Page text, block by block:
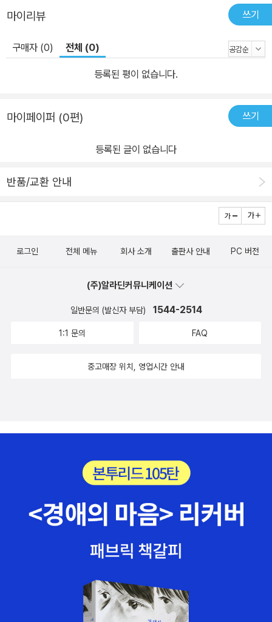
마이리뷰 쓰기
구매자 (0) 전체 (0)
등록된 평이 없습니다.
마이페이퍼 (0편) 쓰기
등록된 글이 없습니다
반품/교환 안내
로그인 전체 메뉴 회사 소개 출판사 안내 PC 버전
(주)알라딘커뮤니케이션
일반문의 (발신자 부담) 1544-2514
1:1 문의 FAQ
중고매장 위치, 영업시간 안내